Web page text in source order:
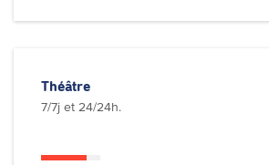
Théâtre
7/7j et 24/24h.